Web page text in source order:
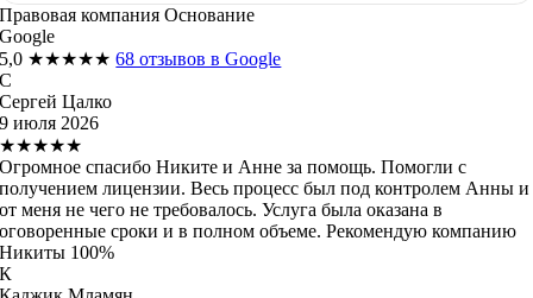
Правовая компания Основание
Google
5,0 ★★★★★68 отзывов в Google
С
Сергей Цалко
9 июля 2026
★★★★★
Огромное спасибо Никите и Анне за помощь. Помогли с
получением лицензии. Весь процесс был под контролем Анны и
от меня не чего не требовалось. Услуга была оказана в
оговоренные сроки и в полном объеме. Рекомендую компанию
Никиты 100%
К